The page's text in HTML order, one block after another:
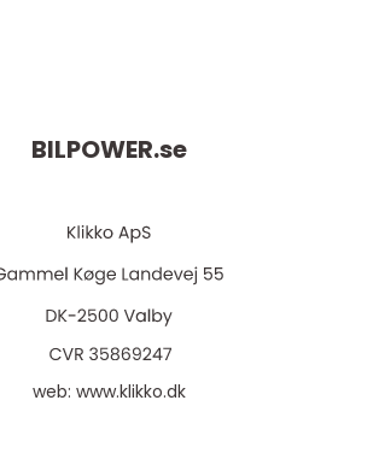
BILPOWER.se
web: www.klikko.dk